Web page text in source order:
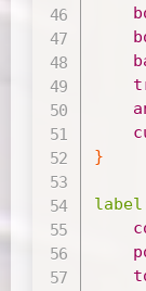
}
label